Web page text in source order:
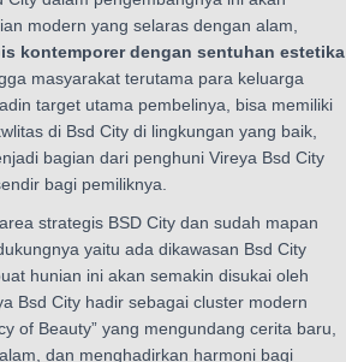
modern yang selaras dengan alam,
kontemporer dengan sentuhan estetika
masyarakat terutama para keluarga
target utama pembelinya, bisa memiliki
di Bsd City di lingkungan yang baik,
bagian dari penghuni Vireya Bsd City
bagi pemiliknya.
strategis BSD City dan sudah mapan
yaitu ada dikawasan Bsd City
hunian ini akan semakin disukai oleh
Bsd City hadir sebagai cluster modern
of Beauty” yang mengundang cerita baru,
dan menghadirkan harmoni bagi